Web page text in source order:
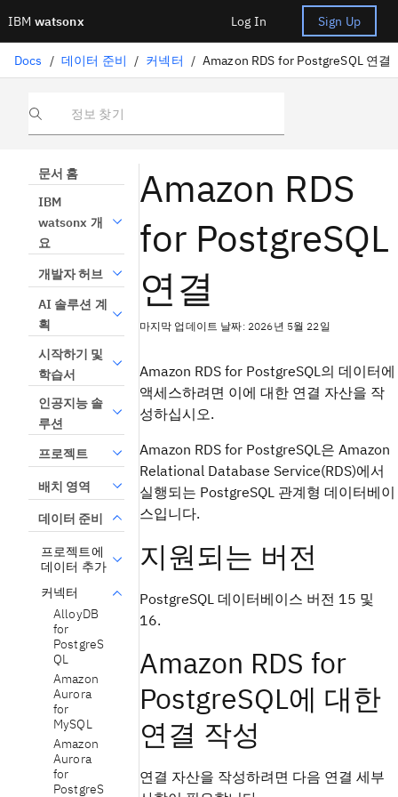
IBM watsonx Log In Sign Up
Docs / 데이터 준비 / 커넥터 / Amazon RDS for PostgreSQL 연결
정보 찾기
문서 홈
IBM
watsonx 개
요
개발자 허브
AI 솔루션 계
획
시작하기 및
학습서
인공지능 솔
루션
프로젝트
배치 영역
데이터 준비
프로젝트에
데이터 추가
커넥터
AlloyDB
for
PostgreS
QL
Amazon
Aurora
for
MySQL
Amazon
Aurora
for
PostgreS
Amazon RDS
for PostgreSQL
연결
마지막 업데이트 날짜: 2026년 5월 22일
Amazon RDS for PostgreSQL의 데이터에
액세스하려면 이에 대한 연결 자산을 작
성하십시오.
Amazon RDS for PostgreSQL은 Amazon
Relational Database Service(RDS)에서
실행되는 PostgreSQL 관계형 데이터베이
스입니다.
지원되는 버전
PostgreSQL 데이터베이스 버전 15 및
16.
Amazon RDS for
PostgreSQL에 대한
연결 작성
연결 자산을 작성하려면 다음 연결 세부